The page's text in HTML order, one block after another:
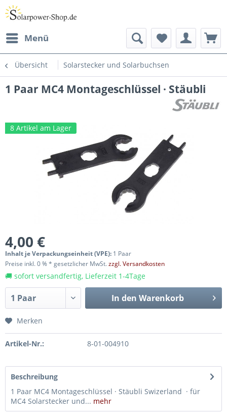
Menü
Übersicht Solarstecker und Solarbuchsen
1 Paar MC4 Montageschlüssel · Stäubli
8 Artikel am Lager
4,00 €
Inhalt je Verpackungseinheit (VPE): 1 Paar
Preise inkl. 0 % * gesetzlicher MwSt.zzgl. Versandkosten
🚚 sofort versandfertig, Lieferzeit 1-4Tage
In den Warenkorb
Merken
Artikel-Nr.: 8-01-004910
Beschreibung
1 Paar MC4 Montageschlüssel · Stäubli Swizerland · für
MC4 Solarstecker und... mehr